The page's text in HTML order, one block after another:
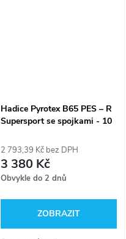
Hadice Pyrotex B65 PES – R
Supersport se spojkami - 10
2 793,39 Kč bez DPH
3 380 Kč
Obvykle do 2 dnů
ZOBRAZIT